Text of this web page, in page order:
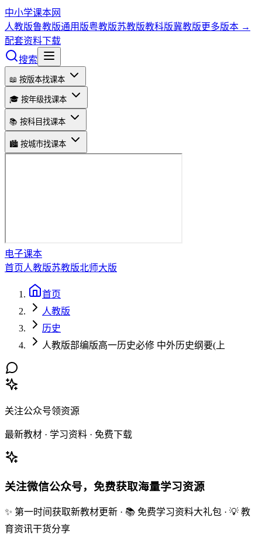
中小学课本网
人教版鲁教版通用版粤教版苏教版教科版冀教版更多版本 →
配套资料下载
搜索
📖 按版本找课本
🎓 按年级找课本
📚 按科目找课本
🏙️ 按城市找课本
电子课本
首页人教版苏教版北师大版
首页
人教版
历史
人教版部编版高一历史必修 中外历史纲要(上
关注公众号领资源
最新教材 · 学习资料 · 免费下载
关注微信公众号，免费获取海量学习资源
✨ 第一时间获取新教材更新 · 📚 免费学习资料大礼包 · 💡 教
育资讯干货分享